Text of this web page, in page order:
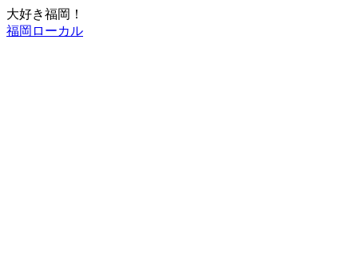
大好き福岡！
福岡ローカル